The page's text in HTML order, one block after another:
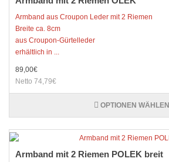
Armband aus Croupon Leder mit 2 Riemen
Breite ca. 8cm
aus Croupon-Gürtelleder
erhältlich in ...
89,00€
Netto 74,79€
OPTIONEN WÄHLEN
Armband mit 2 Riemen POLEK breit